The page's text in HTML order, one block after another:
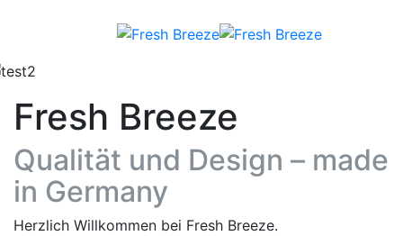
Fresh Breeze
Qualität und Design – made
in Germany
Herzlich Willkommen bei Fresh Breeze.